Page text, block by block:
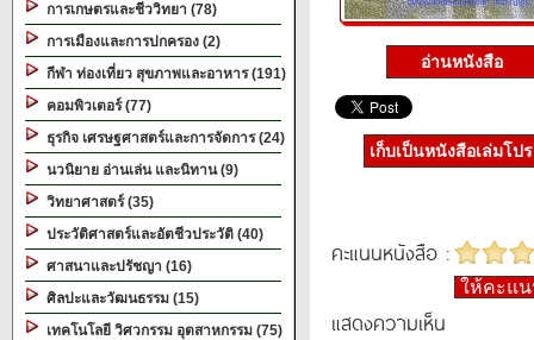
การเกษตรและชีววิทยา (78)
การเมืองและการปกครอง (2)
กีฬา ท่องเที่ยว สุขภาพและอาหาร (191)
คอมพิวเตอร์ (77)
ธุรกิจ เศรษฐศาสตร์และการจัดการ (24)
นวนิยาย อ่านเล่น และนิทาน (9)
วิทยาศาสตร์ (35)
ประวัติศาสตร์และอัตชีวประวัติ (40)
ศาสนาและปรัชญา (16)
ศิลปะและวัฒนธรรม (15)
เทคโนโลยี วิศวกรรม อุตสาหกรรม (75)
อ่านหนังสือ
เก็บเป็นหนังสือเล่มโป
คะแนนหนังสือ :
ให้คะแ
แสดงความเห็น